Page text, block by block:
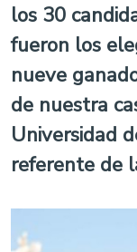
los 30
fueron los
nueve
de nuestra
Universidad
referente de